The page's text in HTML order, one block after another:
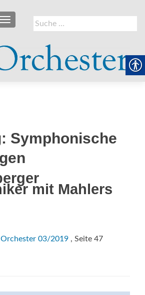
Suche
nach:
SCHALTE NAVIGATION
Symphonische
mit Mahlers
Orchester 03/2019 , Seite 47